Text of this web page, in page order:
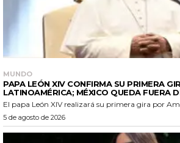
MUNDO
PAPA LEÓN XIV CONFIRMA SU PRIMERA
LATINOAMÉRICA; MÉXICO QUEDA FUERA
El papa León XIV realizará su primera gira por
5 de agosto de 2026